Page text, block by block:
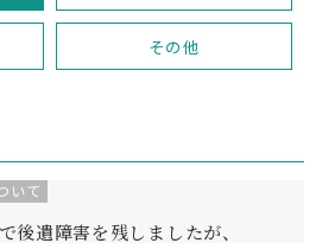
その他
後遺障害を残しましたが、
いて